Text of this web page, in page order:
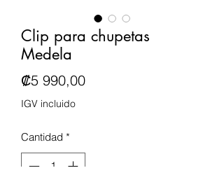
Clip para chupetas
Medela
₡5 990,00Precio
IGV incluido
Cantidad *